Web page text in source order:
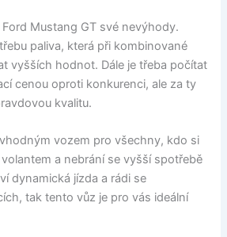
Mustang GT své nevýhody.
paliva, která při kombinované
vyšších hodnot. Dále je třeba počítat
cenou oproti konkurenci, ale za ty
kvalitu.
vozem pro všechny, kdo si
a nebrání se vyšší spotřebě
dynamická jízda a rádi se
tak tento vůz je pro vás ideální